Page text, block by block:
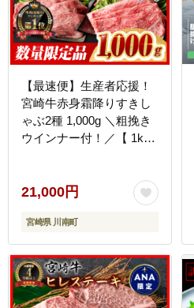
【最速便】生産者応援！
宮崎牛赤身霜降りすきし
ゃぶ2種 1,000g ＼粗挽き
ウインナー付！／【 1kg
】 [B00611-ss]
21,000円
宮崎県 川南町